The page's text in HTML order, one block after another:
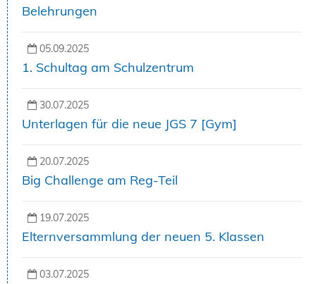
Belehrungen
05.09.2025
1. Schultag am Schulzentrum
30.07.2025
Unterlagen für die neue JGS 7 [Gym]
20.07.2025
Big Challenge am Reg-Teil
19.07.2025
Elternversammlung der neuen 5. Klassen
03.07.2025